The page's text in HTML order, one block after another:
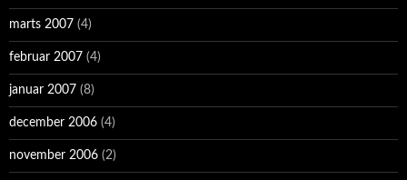
marts 2007 (4)
februar 2007 (4)
januar 2007 (8)
december 2006 (4)
november 2006 (2)